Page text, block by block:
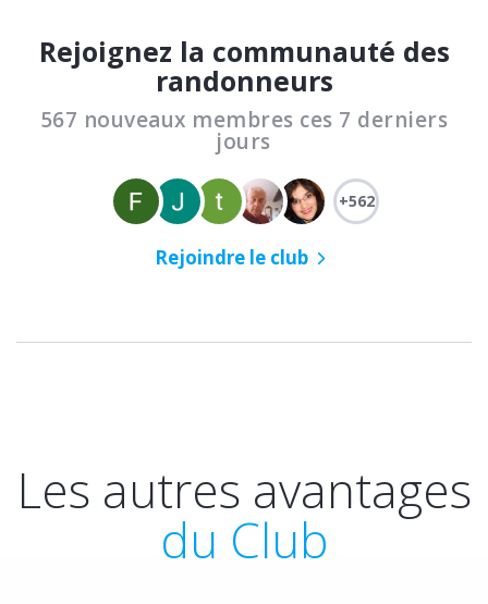
Rejoignez la communauté des
randonneurs
567 nouveaux membres ces 7 derniers
jours
+562
Rejoindre le club
Les autres avantages
du Club